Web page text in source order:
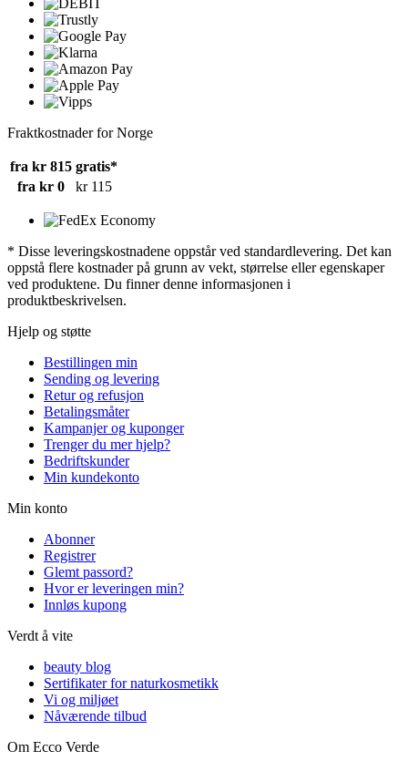
Fraktkostnader for Norge
fra kr 815 gratis*
fra kr 0
kr 115
* Disse leveringskostnadene oppstår ved standardlevering. Det kan
oppstå flere kostnader på grunn av vekt, størrelse eller egenskaper
ved produktene. Du finner denne informasjonen i
produktbeskrivelsen.
Hjelp og støtte
Bestillingen min
Sending og levering
Retur og refusjon
Betalingsmåter
Kampanjer og kuponger
Trenger du mer hjelp?
Bedriftskunder
Min kundekonto
Min konto
Abonner
Registrer
Glemt passord?
Hvor er leveringen min?
Innløs kupong
Verdt å vite
beauty blog
Sertifikater for naturkosmetikk
Vi og miljøet
Nåværende tilbud
Om Ecco Verde